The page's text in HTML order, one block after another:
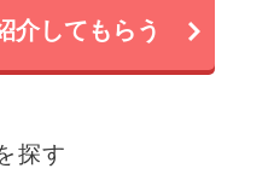
介してもらう
探す